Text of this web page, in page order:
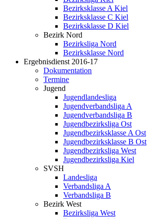
Bezirksklasse A Kiel
Bezirksklasse C Kiel
Bezirksklasse D Kiel
Bezirk Nord
Bezirksliga Nord
Bezirksklasse Nord
Ergebnisdienst 2016-17
Dokumentation
Termine
Jugend
Jugendlandesliga
Jugendverbandsliga A
Jugendverbandsliga B
Jugendbezirksliga Ost
Jugendbezirksklasse A Ost
Jugendbezirksklasse B Ost
Jugendbezirksliga West
Jugendbezirksliga Kiel
SVSH
Landesliga
Verbandsliga A
Verbandsliga B
Bezirk West
Bezirksliga West